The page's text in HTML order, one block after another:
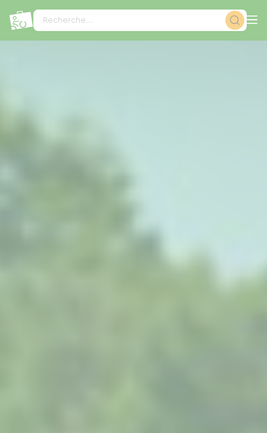
Recherche...
Panneau de gestion des cookies